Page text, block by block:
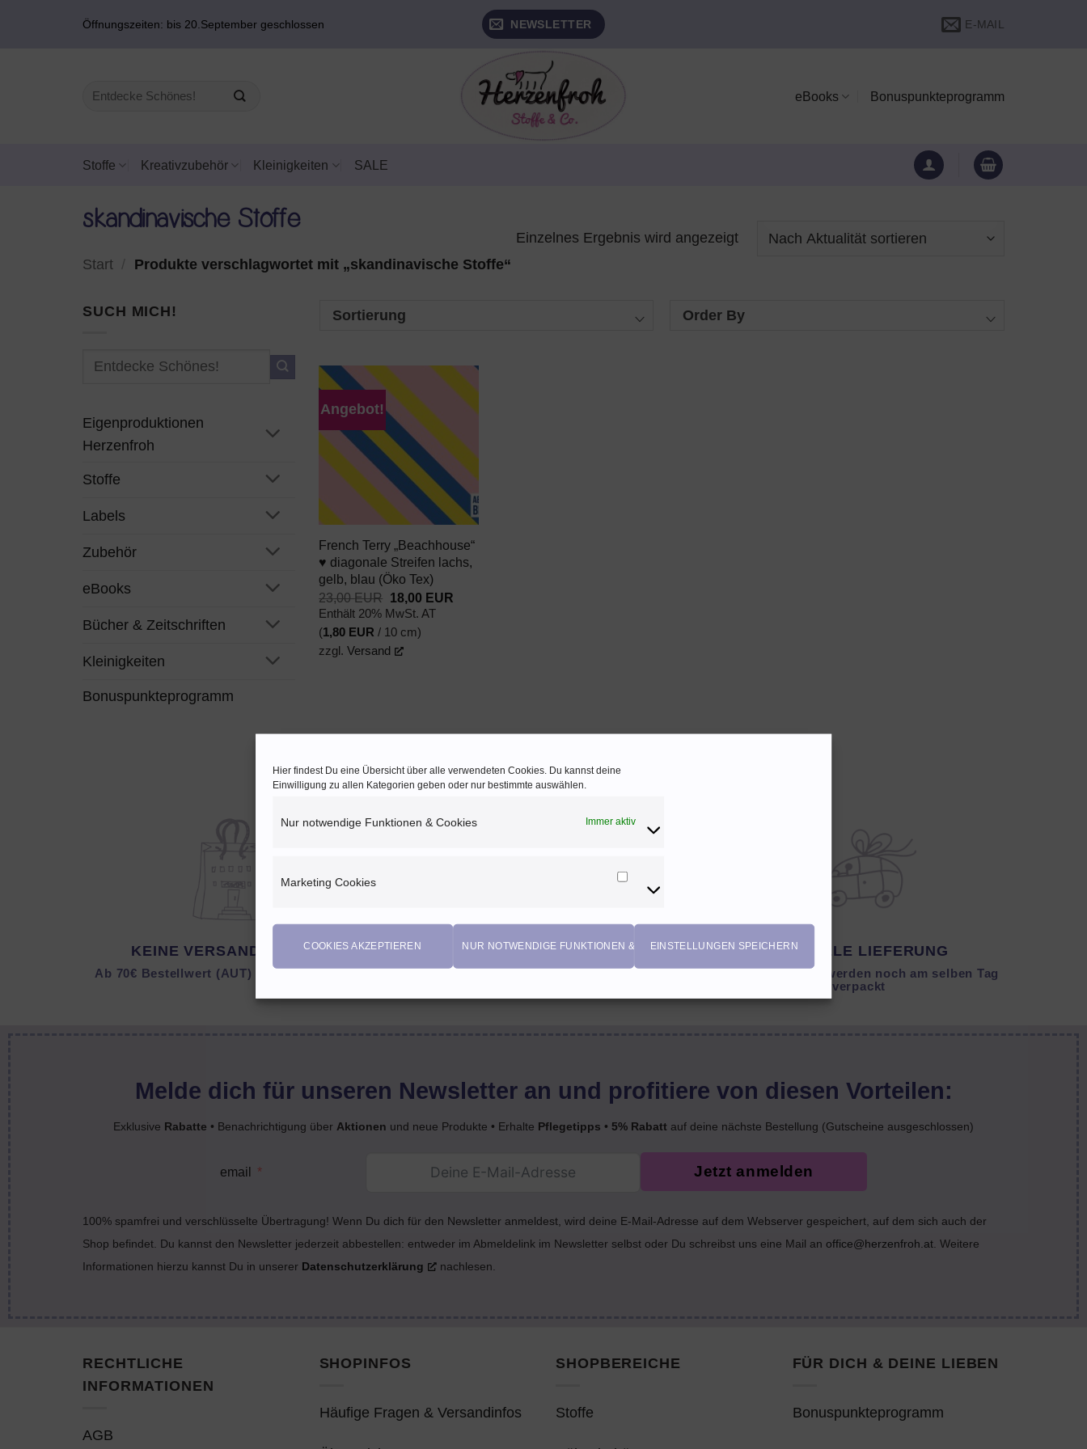
Hier findest Du eine Übersicht über alle verwendeten Cookies. Du kannst deine
Einwilligung zu allen Kategorien geben oder nur bestimmte auswählen.
Nur notwendige Funktionen & Cookies Immer aktiv
Marketing Cookies
Marketing
COOKIES AKZEPTIEREN NUR NOTWENDIGE FUNKTIONEN & COOKIESEINSTELLUNGEN SPEICHERN
Öffnungszeiten: bis 20.September geschlossen NEWSLETTER E-MAIL
Suchen
eBooks Bonuspunkteprogramm
Stoffe Kreativzubehör Kleinigkeiten SALE
skandinavische Stoffe
Start Produkte verschlagwortet mit „skandinavische Stoffe“
Einzelnes Ergebnis wird angezeigt
SUCH MICH!
Suchen
Eigenproduktionen
Herzenfroh
Stoffe
Labels
Zubehör
eBooks
Bücher & Zeitschriften
Kleinigkeiten
Bonuspunkteprogramm
Sortierung Order By
Angebot!
AUF DEN
WUNSCHZETTEL
French Terry „Beachhouse“
♥ diagonale Streifen lachs,
gelb, blau (Öko Tex)
23,00EUR Ursprünglicher
Preis
war:
23,00 EUR
18,00 EUR
Enthält 20% MwSt. AT
(1,80 EUR / 10 cm)
zzgl.Versand
KEINE VERSANDKOSTEN
Ab 70€ Bestellwert (AUT) bzw. 150 € (DEU)
EIGENPRODUKTIONEN
Einzigartige Stoffdesigns von Herzenfroh
SCHNELLE LIEFERUNG
Lagernde Artikel werden noch am selben Tag
verpackt
Melde dich für unseren Newsletter an und profitiere von diesen Vorteilen:
Exklusive Rabatte • Benachrichtigung über Aktionen und neue Produkte • Erhalte Pflegetipps • 5% Rabatt auf deine nächste Bestellung (Gutscheine ausgeschlossen)
email Jetzt anmelden
100% spamfrei und verschlüsselte Übertragung! Wenn Du dich für den Newsletter anmeldest, wird deine E-Mail-Adresse auf dem Webserver gespeichert, auf dem sich auch der
Shop befindet. Du kannst den Newsletter jederzeit abbestellen: entweder im Abmeldelink im Newsletter selbst oder Du schreibst uns eine Mail an office@herzenfroh.at . Weitere
Informationen hierzu kannst Du in unserer Datenschutzerklärung nachlesen.
RECHTLICHE
INFORMATIONEN
AGB
SHOPINFOS
Häufige Fragen & Versandinfos
SHOPBEREICHE
Stoffe
FÜR DICH & DEINE LIEBEN
Bonuspunkteprogramm